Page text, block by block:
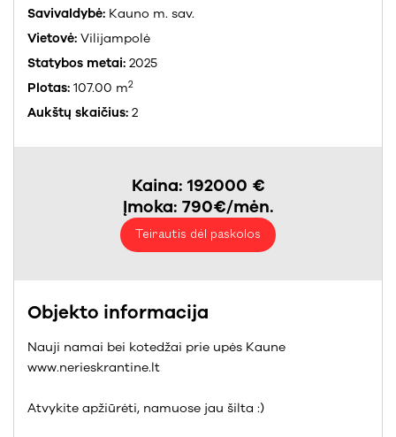
Savivaldybė: Kauno m. sav.
Vietovė: Vilijampolė
Statybos metai: 2025
Plotas: 107.00 m2
Aukštų skaičius: 2
Kaina: 192000 €
Įmoka: 790€/mėn.
Teirautis dėl paskolos
Objekto informacija
Nauji namai bei kotedžai prie upės Kaune
www.nerieskrantine.lt
Atvykite apžiūrėti, namuose jau šilta :)